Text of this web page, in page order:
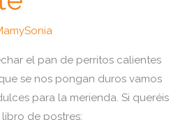
el pan de perritos calientes
se nos pongan duros vamos
para la merienda. Si queréis
de postres: